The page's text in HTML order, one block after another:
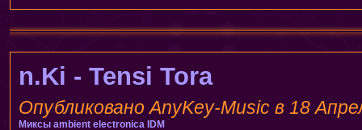
n.Ki - Tensi Tora
Опубликовано AnyKey-Music в 18
Миксы ambient electronica IDM